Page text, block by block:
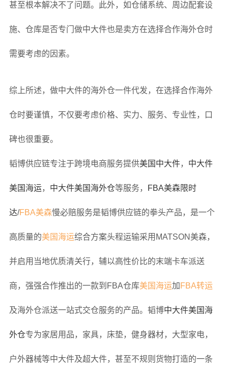
甚至根本解决不了问题。此外，如仓储系统、周边配套设
施、仓库是否专门做中大件也是卖方在选择合作海外仓时
需要考虑的因素。
综上所述，做中大件的海外仓一件代发，在选择合作海外
仓时要谨慎，不仅要考虑价格、实力、服务、专业性，口
碑也很重要。
韬博供应链专注于跨境电商服务提供美国中大件， 中大件
美国海运， 中大件美国海外仓等服务， FBA美森限时
达/FBA美森慢必赔服务是韬博供应链的拳头产品，是一个
高质量的美国海运综合方案头程运输采用MATSON美森，
并启用当地优质清关行，辅以高性价比的末端卡车派送
商，强强合作推出的一款到FBA仓库美国海运加 FBA转运
及海外仓派送一站式交仓服务的产品。韬博中大件美国海
外仓专为家居用品，家具，床垫，健身器材，大型家电，
户外器械等中大件及超大件，甚至不规则货物打造的一条